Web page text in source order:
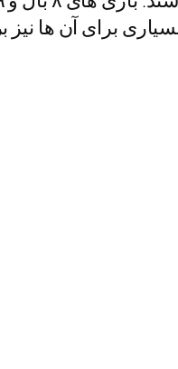
برای آن ها نیز